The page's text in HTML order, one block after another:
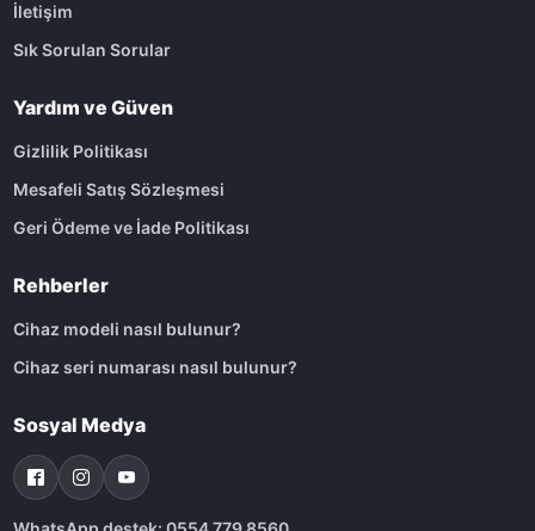
İletişim
Sık Sorulan Sorular
Yardım ve Güven
Gizlilik Politikası
Mesafeli Satış Sözleşmesi
Geri Ödeme ve İade Politikası
Rehberler
Cihaz modeli nasıl bulunur?
Cihaz seri numarası nasıl bulunur?
Sosyal Medya